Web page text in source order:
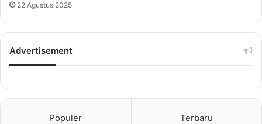
22 Agustus 2025
Advertisement
Populer Terbaru